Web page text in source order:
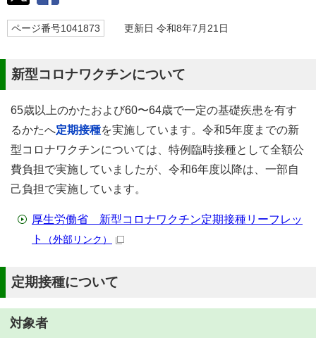
ページ番号1041873 更新日 令和8年7月21日
新型コロナワクチンについて
65歳以上のかたおよび60〜64歳で一定の基礎疾患を有す
るかたへ定期接種を実施しています。令和5年度までの新
型コロナワクチンについては、特例臨時接種として全額公
費負担で実施していましたが、令和6年度以降は、一部自
己負担で実施しています。
厚生労働省 新型コロナワクチン定期接種リーフレッ
ト
（外部リンク）
定期接種について
対象者